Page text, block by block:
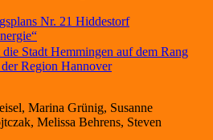
Nr. 21 Hiddestorf
Stadt Hemmingen auf dem Rang
Region Hannover
Marina Grünig, Susanne
Melissa Behrens, Steven